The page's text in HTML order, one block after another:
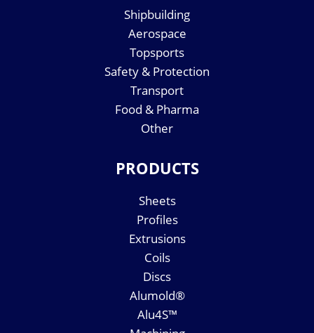
Shipbuilding
Aerospace
Topsports
Safety & Protection
Transport
Food & Pharma
Other
PRODUCTS
Sheets
Profiles
Extrusions
Coils
Discs
Alumold®
Alu4S™